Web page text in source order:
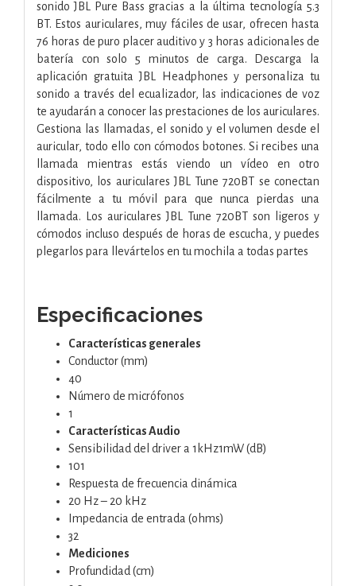
sonido JBL Pure Bass gracias a la última tecnología 5.3
BT. Estos auriculares, muy fáciles de usar, ofrecen hasta
76 horas de puro placer auditivo y 3 horas adicionales de
batería con solo 5 minutos de carga. Descarga la
aplicación gratuita JBL Headphones y personaliza tu
sonido a través del ecualizador, las indicaciones de voz
te ayudarán a conocer las prestaciones de los auriculares.
Gestiona las llamadas, el sonido y el volumen desde el
auricular, todo ello con cómodos botones. Si recibes una
llamada mientras estás viendo un vídeo en otro
dispositivo, los auriculares JBL Tune 720BT se conectan
fácilmente a tu móvil para que nunca pierdas una
llamada. Los auriculares JBL Tune 720BT son ligeros y
cómodos incluso después de horas de escucha, y puedes
plegarlos para llevártelos en tu mochila a todas partes
Especificaciones
Características generales
Conductor (mm)
40
Número de micrófonos
1
Características Audio
Sensibilidad del driver a 1kHz1mW (dB)
101
Respuesta de frecuencia dinámica
20 Hz – 20 kHz
Impedancia de entrada (ohms)
32
Mediciones
Profundidad (cm)